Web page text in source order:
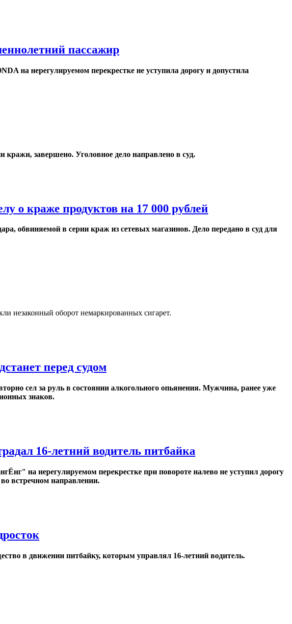
пассажир
на нерегулируемом перекрестке не уступила дорогу и допустила
завершено. Уголовное дело направлено в суд.
о краже продуктов на 17 000 рублей
обвиняемой в серии краж из сетевых магазинов. Дело передано в суд для
незаконный оборот немаркированных сигарет.
перед судом
сел за руль в состоянии алкогольного опьянения. Мужчина, ранее уже
знаков.
16-летний водитель питбайка
на нерегулируемом перекрестке при повороте налево не уступил дорогу
встречном направлении.
в движении питбайку, которым управлял 16-летний водитель.